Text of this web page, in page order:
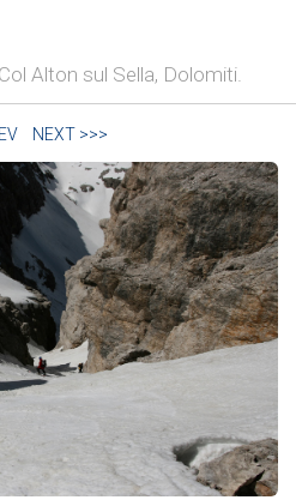
Alton sul Sella, Dolomiti.
NEXT >>>